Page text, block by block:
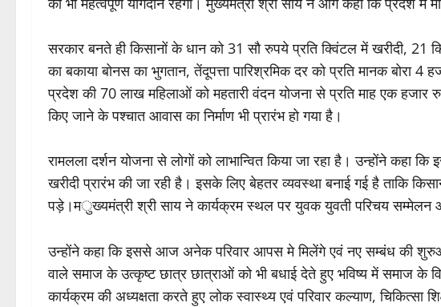
सरकार बनते ही किसानों के धान को 31 सौ रुपये प्रति क्विंटल में खरीदी, 21
का बकाया बोनस का भुगतान, तेंदूपत्ता पारिश्रमिक दर को प्रति मानक बोरा
प्रदेश की 70 लाख महिलाओं को महतारी वंदन योजना से प्रति माह एक हजार
किए जाने के पश्चात आवास का निर्माण भी प्रारंभ हो गया है।
रामलला दर्शन योजना से लोगों को लाभान्वित किया जा रहा है। उन्होंने कहा
खरीदी प्रारंभ की जा रही है। इसके लिए बेहतर व्यवस्था बनाई गई है ताकि
पड़े।मुख्यमंत्री श्री साय ने कार्यक्रम स्थल पर युवक युवती परिचय सम्मेलन
उन्होंने कहा कि इससे आज अनेक परिवार आपस मे मिलेंगे एवं नए सम्बंध की
वाले समाज के उत्कृष्ट छात्र छात्राओं को भी बधाई देते हुए भविष्य में समाज के
कार्यक्रम की अध्यक्षता करते हुए लोक स्वास्थ्य एवं परिवार कल्याण, चिकित्सा